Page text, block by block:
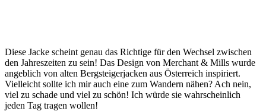
Diese Jacke scheint genau das Richtige für den Wechsel zwischen
den Jahreszeiten zu sein! Das Design von Merchant & Mills wurde
angeblich von alten Bergsteigerjacken aus Österreich inspiriert.
Vielleicht sollte ich mir auch eine zum Wandern nähen? Ach nein,
viel zu schade und viel zu schön! Ich würde sie wahrscheinlich
jeden Tag tragen wollen!